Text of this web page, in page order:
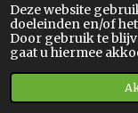
Deze website
doeleinden en/of
Door gebruik te
gaat u hiermee